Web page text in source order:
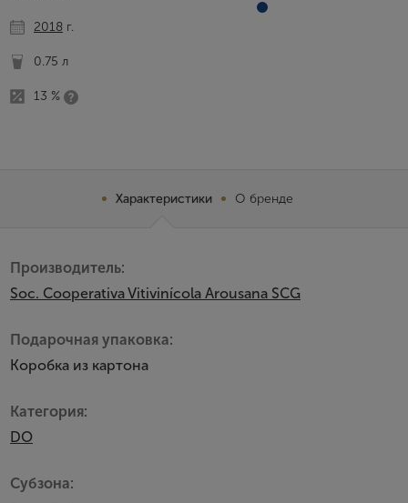
2018 г.
0.75 л
13 %
Характеристики О бренде
Производитель:
Soc. Cooperativa Vitivinícola Arousana SCG
Подарочная упаковка:
Коробка из картона
Категория:
DO
Субзона: